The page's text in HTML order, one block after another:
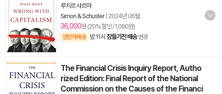
루치르 샤르마
Simon & Schuster| 2024년 06월
36,000원 (20% 할인 / 1,080원)
양탄자배송 밤 11시 잠들기전 배송 변경
The Financial Crisis Inquiry Report, Autho
rized Edition: Final Report of the National
Commission on the Causes of the Financi